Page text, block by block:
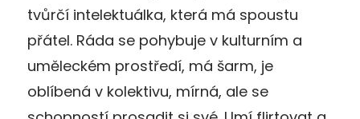
tvůrčí intelektuálka, která má spoustu
přátel. Ráda se pohybuje v kulturním a
uměleckém prostředí, má šarm, je
oblíbená v kolektivu, mírná, ale se